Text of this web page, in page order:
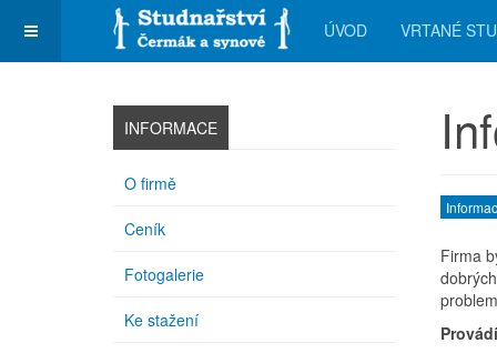
ÚVOD VRTANÉ
Firma
INFORMACE
O firmě
Ceník
Fotogalerie
Ke stažení